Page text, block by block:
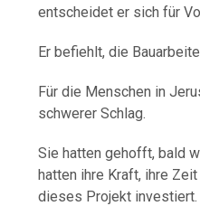
entscheidet er sich für
Er befiehlt, die
Für die Menschen in
schwerer Schlag.
Sie hatten gehofft, bald
hatten ihre Kraft, ihre
dieses Projekt investiert.